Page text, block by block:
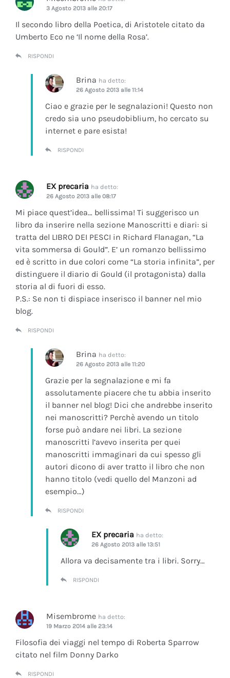
3 Agosto 2013 alle 20:17
Il secondo libro della Poetica, di Aristotele citato da
Umberto Eco ne ‘Il nome della Rosa’.
RISPONDI
Brina ha detto:
26 Agosto 2013 alle 11:14
Ciao e grazie per le segnalazioni! Questo non
credo sia uno pseudobiblium, ho cercato su
internet e pare esista!
RISPONDI
EX precaria ha detto:
26 Agosto 2013 alle 08:17
Mi piace quest’idea… bellissima! Ti suggerisco un
libro da inserire nella sezione Manoscritti e diari: si
tratta del LIBRO DEI PESCI in Richard Flanagan, “La
vita sommersa di Gould”. E’ un romanzo bellissimo
ed è scritto in due colori come “La storia infinita”, per
distinguere il diario di Gould (il protagonista) dalla
storia al di fuori di esso.
P.S.: Se non ti dispiace inserisco il banner nel mio
blog.
RISPONDI
Brina ha detto:
26 Agosto 2013 alle 11:20
Grazie per la segnalazione e mi fa
assolutamente piacere che tu abbia inserito
il banner nel blog! Dici che andrebbe inserito
nei manoscritti? Perchè avendo un titolo
forse può andare nei libri. La sezione
manoscritti l’avevo inserita per quei
manoscritti immaginari da cui spesso gli
autori dicono di aver tratto il libro che non
hanno titolo (vedi quello del Manzoni ad
esempio…)
RISPONDI
EX precaria ha detto:
26 Agosto 2013 alle 13:51
Allora va decisamente tra i libri. Sorry…
RISPONDI
Misembrome ha detto:
19 Marzo 2014 alle 23:14
Filosofia dei viaggi nel tempo di Roberta Sparrow
citato nel film Donny Darko
RISPONDI